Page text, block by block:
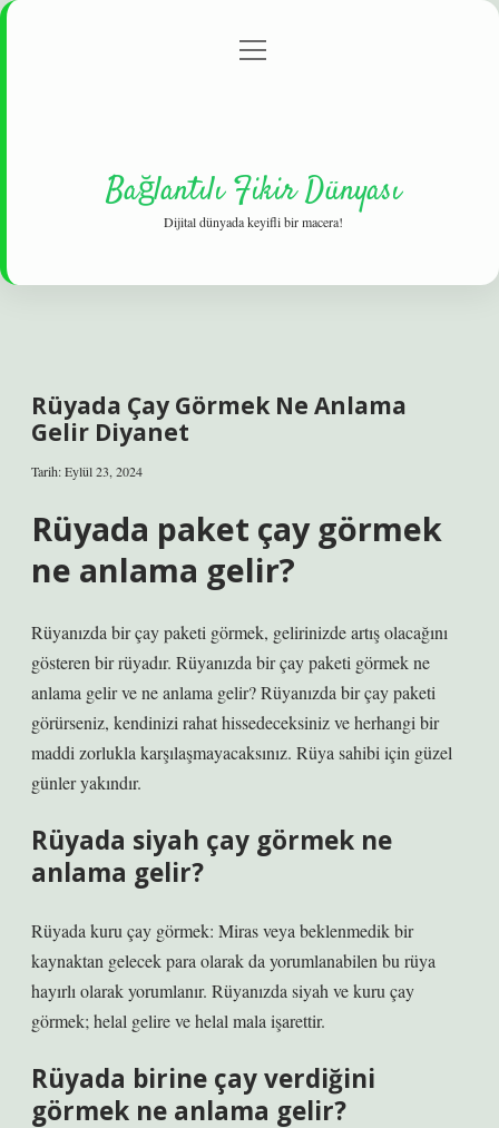
Gizlilik Politikası
menüyü
Bağlantılı Fikir Dünyası
Dijital dünyada keyifli bir macera!
Rüyada Çay Görmek Ne Anlama
Gelir Diyanet
Tarih: Eylül 23, 2024
Rüyada paket çay görmek
ne anlama gelir?
Rüyanızda bir çay paketi görmek, gelirinizde artış olacağını
gösteren bir rüyadır. Rüyanızda bir çay paketi görmek ne
anlama gelir ve ne anlama gelir? Rüyanızda bir çay paketi
görürseniz, kendinizi rahat hissedeceksiniz ve herhangi bir
maddi zorlukla karşılaşmayacaksınız. Rüya sahibi için güzel
günler yakındır.
Rüyada siyah çay görmek ne
anlama gelir?
Rüyada kuru çay görmek: Miras veya beklenmedik bir
kaynaktan gelecek para olarak da yorumlanabilen bu rüya
hayırlı olarak yorumlanır. Rüyanızda siyah ve kuru çay
görmek; helal gelire ve helal mala işarettir.
Rüyada birine çay verdiğini
görmek ne anlama gelir?